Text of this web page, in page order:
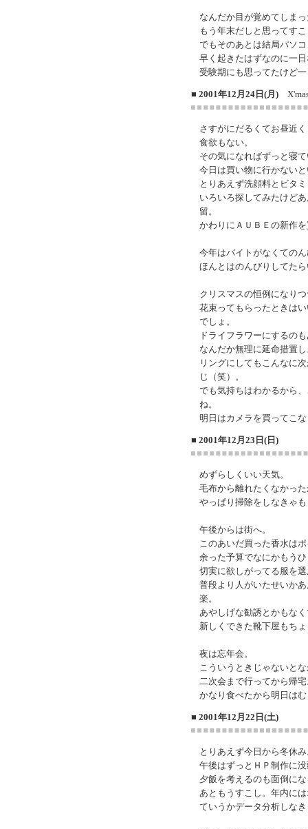
なんだか目が覚めてしま
もう年末だしと思ってす
でもそのあとは結局パソ
早く起きたはずなのに一
受験期にも思ってたけど
■ 2001年12月24日(月)
さすがにだるくてお昼近
食欲もない。
その気になればずっと寝
今日は買い物に行かない
とりあえず洗顔料とビタ
いろいろ探してみたけど
留。
かわりにＡＵＢＥの新作
今年はバイトがなくての
ほんとはのんびりしてた
クリスマスの恒例になり
花束ってもらったときは
でしょ。
ドライフラワーにするの
なんだか無理に延命措置
リングにしてもこんなに
じ（笑）。
でも気持ちはわかるから
ね。
明日はカメラを買ってこ
■ 2001年12月23日(日)
めずらしくいい天気。
毛布から離れたくなかっ
やっぱり掃除をしなきゃ
午後からは街へ。
このあいだ買った香水は
余った予算でなにかもう
切実に欲しがってる服を
普段より人がいたせいか
楽。
あやしげな勧誘とかもな
新しくできた靴下屋もち
夜は忘年会。
こういうときじゃないと
二次会まで行ってから帰
かなり食べたから明日は
■ 2001年12月22日(土)
とりあえず今日から冬休
午後はずっとＨＰ制作に
夕飯を考えるのも面倒に
あともうすこし。年内に
ていうかデータ分析しな